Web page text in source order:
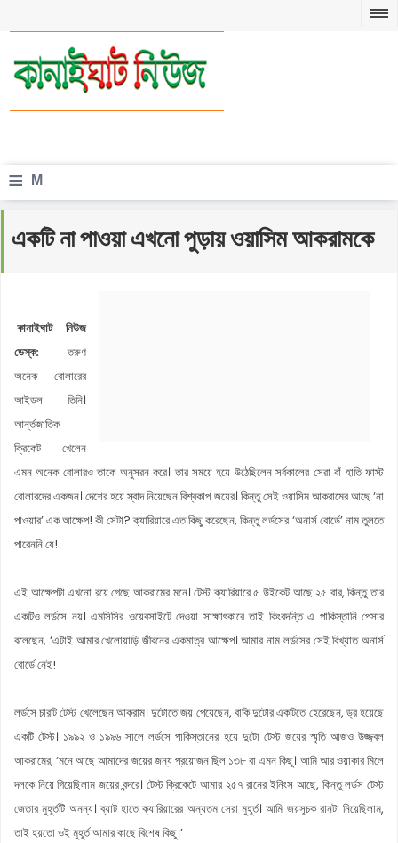
≡ M
n
একটি না পাওয়া এখনো পুড়ায় ওয়াসিম আকরামকে
কানাইঘাট নিউজ
ডেস্ক:
তরুণ
অনেক বোলারের
আইডল তিনি।
আর্ন্তজাতিক
ক্রিকেট খেলেন
এমন অনেক বোলারও তাকে অনুসরন করে। তার সময়ে হয়ে উঠেছিলেন সর্বকালের সেরা বাঁ হাতি ফাস্ট
বোলারদের একজন। দেশের হয়ে স্বাদ নিয়েছেন বিশ্বকাপ জয়ের। কিন্তু সেই ওয়াসিম আকরামের আছে ‘না
পাওয়ার’ এক আক্ষেপ! কী সেটা? ক্যারিয়ারে এত কিছু করেছেন, কিন্তু লর্ডসের ‘অনার্স বোর্ডে’ নাম তুলতে
পারেননি যে!
এই আক্ষেপটা এখনো রয়ে গেছে আকরামের মনে। টেস্ট ক্যারিয়ারে ৫ উইকেট আছে ২৫ বার, কিন্তু তার
একটিও লর্ডসে নয়। এমসিসির ওয়েবসাইটে দেওয়া সাক্ষাৎকারে তাই কিংবদন্তি এ পাকিস্তানি পেসার
বলেছেন, ‘এটাই আমার খেলোয়াড়ি জীবনের একমাত্র আক্ষেপ। আমার নাম লর্ডসের সেই বিখ্যাত অনার্স
বোর্ডে নেই!
লর্ডসে চারটি টেস্ট খেলেছেন আকরাম। দুটোতে জয় পেয়েছেন, বাকি দুটোর একটিতে হেরেছেন, ড্র হয়েছে
একটি টেস্ট। ১৯৯২ ও ১৯৯৬ সালে লর্ডসে পাকিস্তানের হয়ে দুটো টেস্ট জয়ের স্মৃতি আজও উজ্জ্বল
আকরামের, ‘মনে আছে আমাদের জয়ের জন্য প্রয়োজন ছিল ১৩৮ বা এমন কিছু। আমি আর ওয়াকার মিলে
দলকে নিয়ে গিয়েছিলাম জয়ের বন্দরে। টেস্ট ক্রিকেটে আমার ২৫৭ রানের ইনিংস আছে, কিন্তু লর্ডস টেস্ট
জেতার মুহূর্তটি অনন্য। ব্যাট হাতে ক্যারিয়ারের অন্যতম সেরা মুহূর্ত। আমি জয়সূচক রানটা নিয়েছিলাম,
তাই হয়তো ওই মুহূর্ত আমার কাছে বিশেষ কিছু।’